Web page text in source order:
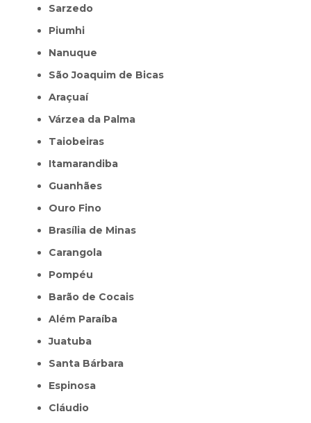
Sarzedo
Piumhi
Nanuque
São Joaquim de Bicas
Araçuaí
Várzea da Palma
Taiobeiras
Itamarandiba
Guanhães
Ouro Fino
Brasília de Minas
Carangola
Pompéu
Barão de Cocais
Além Paraíba
Juatuba
Santa Bárbara
Espinosa
Cláudio